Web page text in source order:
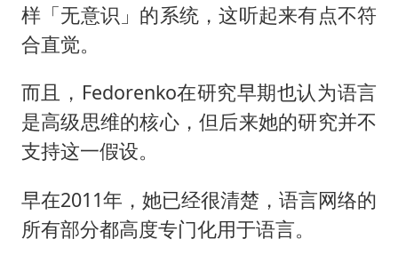
样「无意识」的系统，这听起来有点不符
合直觉。
而且，Fedorenko在研究早期也认为语言
是高级思维的核心，但后来她的研究并不
支持这一假设。
早在2011年，她已经很清楚，语言网络的
所有部分都高度专门化用于语言。